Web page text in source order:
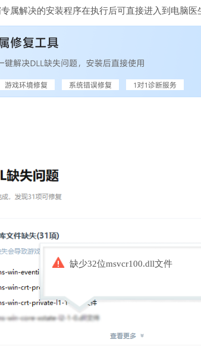
属解决的安装程序在执行后可直接进入到电脑医
缺少32位msvcr100.dll文件